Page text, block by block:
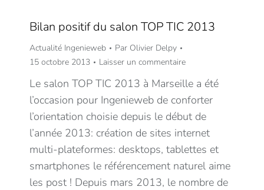
Bilan positif du salon TOP TIC 2013
Actualité Ingenieweb Par Olivier Delpy
15 octobre 2013
Laisser un commentaire
Le salon TOP TIC 2013 à Marseille a été
l’occasion pour Ingenieweb de conforter
l’orientation choisie depuis le début de
l’année 2013: création de sites internet
multi-plateformes: desktops, tablettes et
smartphones le référencement naturel aime
les post ! Depuis mars 2013, le nombre de